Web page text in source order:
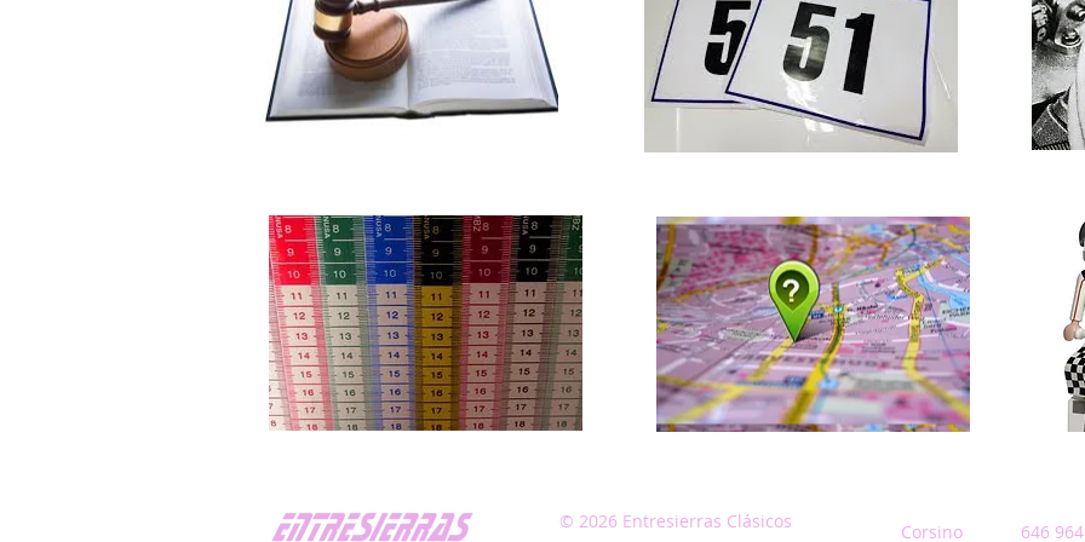
© 2026 Entresierras Clásicos Corsino 646 964